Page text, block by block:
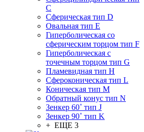
C
Сферическая тип D
Овальная тип E
Гиперболическая со
сферическим торцом тип F
Гиперболическая с
точечным торцом тип G
Пламевидная тип H
Сфероконическая тип L
Коническая тип M
Обратный конус тип N
Зенкер 60˚ тип J
Зенкер 90˚ тип K
+ ЕЩЕ 3